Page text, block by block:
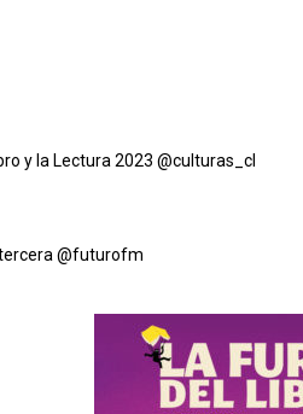
y la Lectura 2023 @culturas_cl
@futurofm